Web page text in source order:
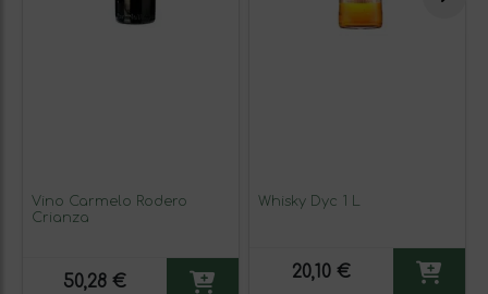
Vino Carmelo Rodero
Crianza
50,28 €
Whisky Dyc 1 L
20,10 €